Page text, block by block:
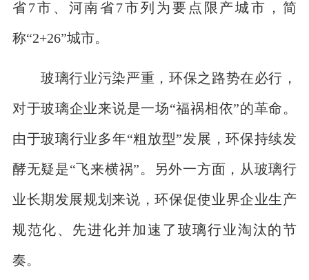
省7市、河南省7市列为要点限产城市，简
称“2+26”城市。
玻璃行业污染严重，环保之路势在必行，
对于玻璃企业来说是一场“福祸相依”的革命。
由于玻璃行业多年“粗放型”发展，环保持续发
酵无疑是“飞来横祸”。另外一方面，从玻璃行
业长期发展规划来说，环保促使业界企业生产
规范化、先进化并加速了玻璃行业淘汰的节
奏。